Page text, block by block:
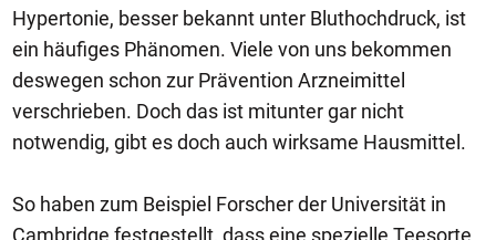
Hypertonie, besser bekannt unter Bluthochdruck, ist
ein häufiges Phänomen. Viele von uns bekommen
deswegen schon zur Prävention Arzneimittel
verschrieben. Doch das ist mitunter gar nicht
notwendig, gibt es doch auch wirksame Hausmittel.
So haben zum Beispiel Forscher der Universität in
Cambridge festgestellt, dass eine spezielle Teesorte